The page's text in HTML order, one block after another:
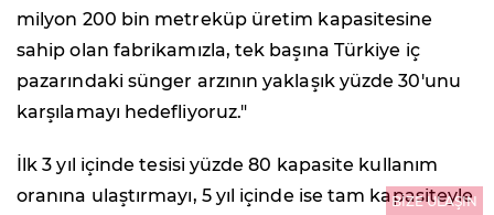
milyon 200 bin metreküp üretim kapasitesine
sahip olan fabrikamızla, tek başına Türkiye iç
pazarındaki sünger arzının yaklaşık yüzde 30'unu
karşılamayı hedefliyoruz."
İlk 3 yıl içinde tesisi yüzde 80 kapasite kullanım
oranına ulaştırmayı, 5 yıl içinde ise tam kapasiteyle
BİZE ULAŞIN